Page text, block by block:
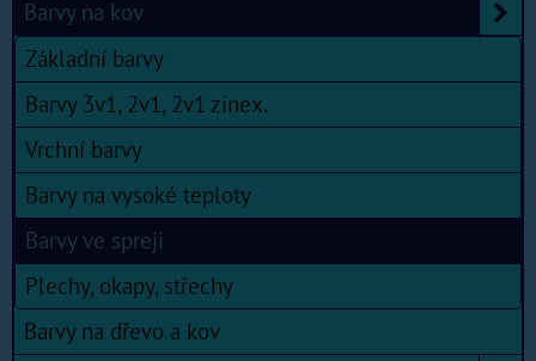
Barvy na kov
Základní barvy
Barvy 3v1, 2v1, 2v1 zinex.
Vrchní barvy
Barvy na vysoké teploty
Barvy ve spreji
Plechy, okapy, střechy
Barvy na dřevo a kov